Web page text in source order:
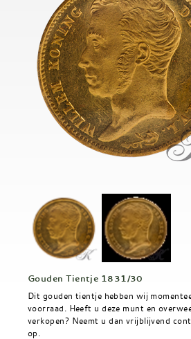
Gouden Tientje 1831/30
Dit gouden tientje hebben wij
voorraad. Heeft u deze munt en
verkopen? Neemt u dan vrijblijvend
op.